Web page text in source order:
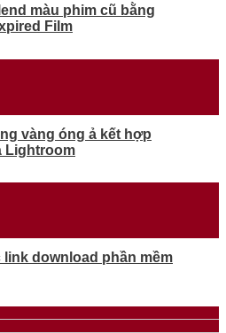
màu phim cũ bằng
Film
vàng óng ả kết hợp
Lightroom
download phần mềm